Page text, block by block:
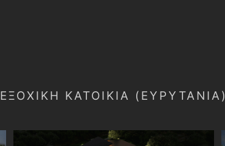
ΕΞΟΧΙΚΗ ΚΑΤΟΙΚΙΑ (ΕΥΡΥΤΑΝΙΑ)